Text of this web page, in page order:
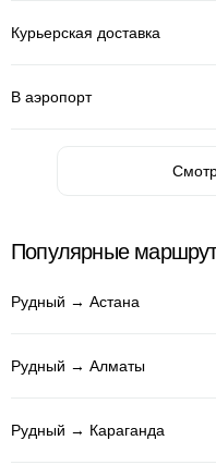
Курьерская доставка
В аэропорт
Популярные
Рудный → Астана
Рудный → Алматы
Рудный → Караганда